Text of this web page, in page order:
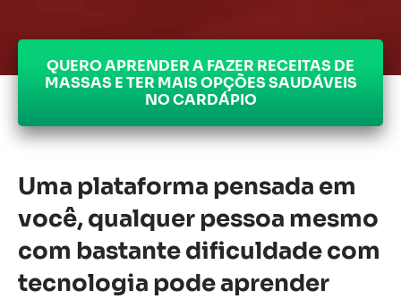
QUERO APRENDER A FAZER RECEITAS DE
MASSAS E TER MAIS OPÇÕES SAUDÁVEIS
NO CARDÁPIO
Uma plataforma pensada em
você, qualquer pessoa mesmo
com bastante dificuldade com
tecnologia pode aprender